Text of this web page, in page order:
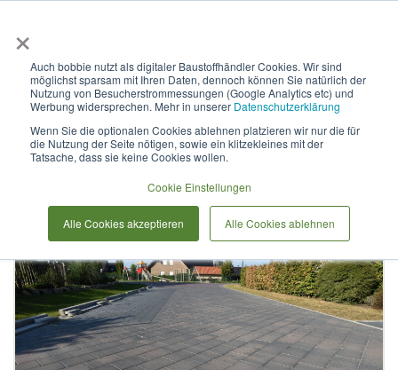
×
Auch bobbie nutzt als digitaler Baustoffhändler Cookies. Wir sind
möglichst sparsam mit Ihren Daten, dennoch können Sie natürlich der
Nutzung von Besucherstrommessungen (Google Analytics etc) und
Werbung widersprechen. Mehr in unserer Datenschutzerklärung
Wenn Sie die optionalen Cookies ablehnen platzieren wir nur die für
die Nutzung der Seite nötigen, sowie ein klitzekleines mit der
Tatsache, dass sie keine Cookies wollen.
Cookie Einstellungen
Alle Cookies akzeptieren Alle Cookies ablehnen
Pflasterstein Quattro-Safe SL
Zum
Ende
Bildergalerie
springen